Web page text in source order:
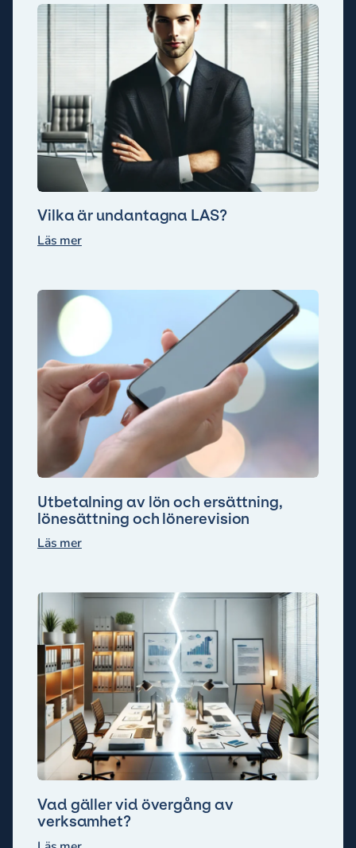
Vilka är undantagna LAS?
Läs mer
Utbetalning av lön och ersättning,
lönesättning och lönerevision
Läs mer
Vad gäller vid övergång av
verksamhet?